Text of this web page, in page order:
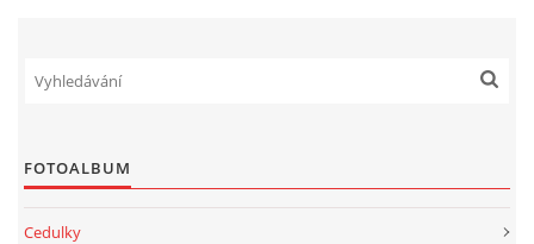
FOTOALBUM
Cedulky